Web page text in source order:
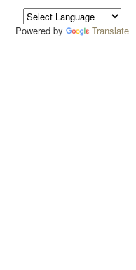
Powered by Translate